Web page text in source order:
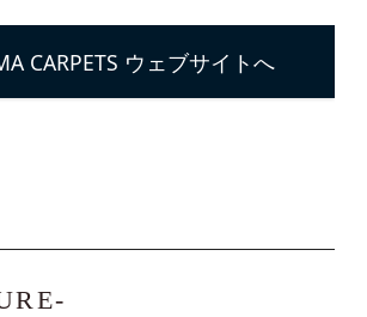
CARPETS ウェブサイトへ